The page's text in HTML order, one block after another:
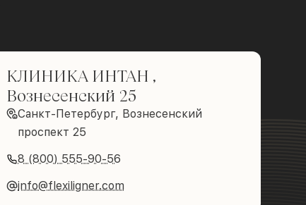
КЛИНИКА ИНТАН ,
Вознесенский 25
Санкт-Петербург, Вознесенский
проспект 25
8 (800) 555-90-56
info@flexiligner.com